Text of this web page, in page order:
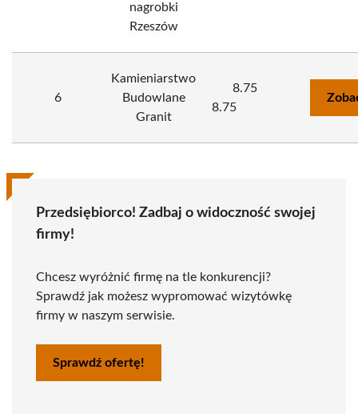
nagrobki
Rzeszów
6
Kamieniarstwo
Budowlane
Granit
8.75
8.75
Przedsiębiorco! Zadbaj o widoczność swojej
firmy!
Chcesz wyróżnić firmę na tle konkurencji?
Sprawdź jak możesz wypromować wizytówkę
firmy w naszym serwisie.
Sprawdź ofertę!